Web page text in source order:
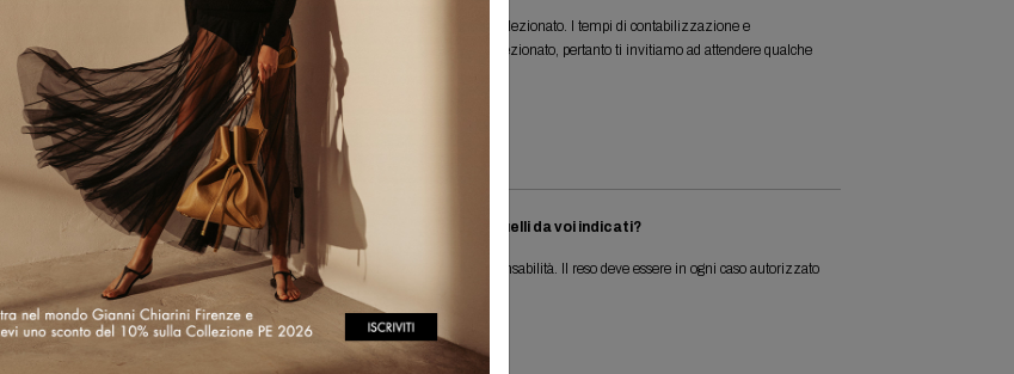
il rimborso, riceverai una e-mail di notifica anche dal metodo di pagamento selezionato. I tempi di contabilizzazione e
sul tuo conto dipendono dal tuo istituto bancario e dal metodo di pagamento selezionato, pertanto ti invitiamo ad attendere qualche
ricezione della e-mail e di verificare con la tua banca.
DOMANDE?
spedire i prodotti che intendo restituire con un corriere diverso da quelli da voi indicati?
caso la spedizione di reso sarà interamente a tuo carico e sotto tua cura e responsabilità. Il reso deve essere in ogni caso autorizzato
Service via e-mail.
il modulo di reso!